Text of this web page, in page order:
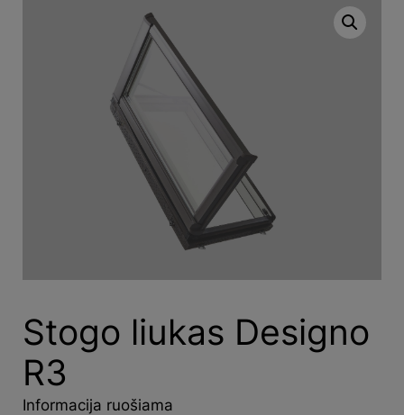
Stogo liukas Designo
R3
Informacija ruošiama